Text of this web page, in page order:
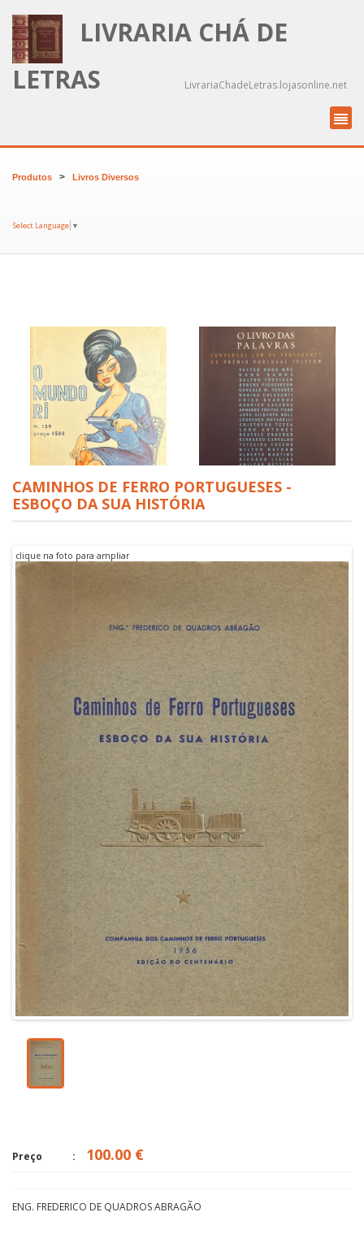
LIVRARIA CHÁ DE
LETRAS
LivrariaChadeLetras.lojasonline.net
Produtos > Livros Diversos
Select Language ▼
O Mundo Ri
CAMINHOS DE FERRO PORTUGUESES -
ESBOÇO DA SUA HISTÓRIA
clique na foto para ampliar
Preço 100.00 €
ENG. FREDERICO DE QUADROS ABRAGÃO